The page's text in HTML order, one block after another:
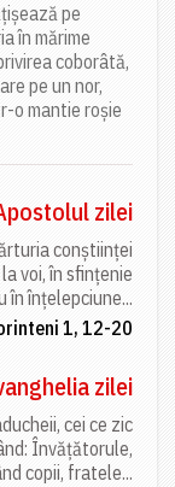
pe
în mărime
coborâtă,
pe un nor,
o mantie roșie
zilei
conștiinței
voi, în sfințenie
în înțelepciune...
1, 12-20
zilei
cei ce zic
Învățătorule,
copii, fratele...